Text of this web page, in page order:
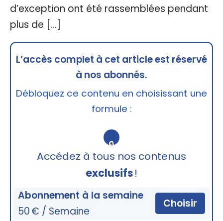
d’exception ont été rassemblées pendant
plus de […]
L’accès complet à cet article est réservé
à nos abonnés.
Débloquez ce contenu en choisissant une
formule :
🔒
Accédez à tous nos contenus
exclusifs!
Abonnement à la semaine
50 € / Semaine
Choisir